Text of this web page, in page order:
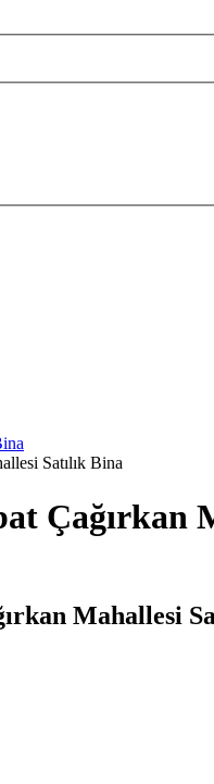
Satılık Bina
Çağırkan
Mahallesi